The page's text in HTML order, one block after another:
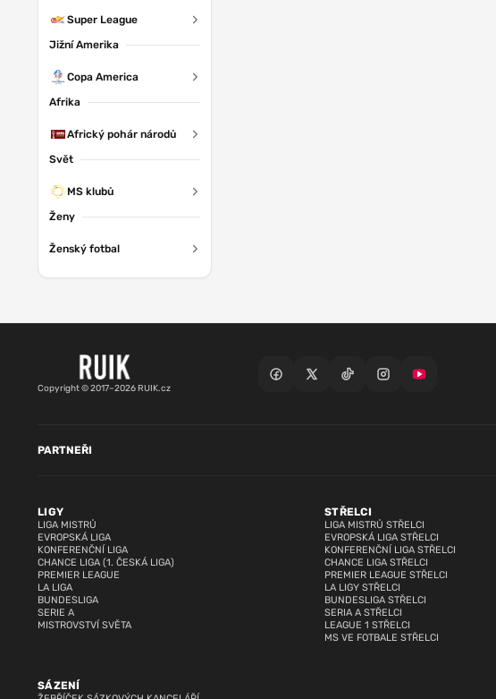
Super League
Jižní Amerika
Copa America
Afrika
Africký pohár národů
Svět
MS klubů
Ženy
Ženský fotbal
Copyright © 2017–2026 RUIK.cz
LIGY
LIGA MISTRŮ
EVROPSKÁ LIGA
KONFERENČNÍ LIGA
CHANCE LIGA (1. ČESKÁ LIGA)
PREMIER LEAGUE
LA LIGA
BUNDESLIGA
SERIE A
MISTROVSTVÍ SVĚTA
STŘELCI
LIGA MISTRŮ STŘELCI
EVROPSKÁ LIGA STŘELCI
KONFERENČNÍ LIGA STŘELCI
CHANCE LIGA STŘELCI
PREMIER LEAGUE STŘELCI
LA LIGY STŘELCI
BUNDESLIGA STŘELCI
SERIA A STŘELCI
LEAGUE 1 STŘELCI
MS VE FOTBALE STŘELCI
SÁZENÍ
PARTNEŘI